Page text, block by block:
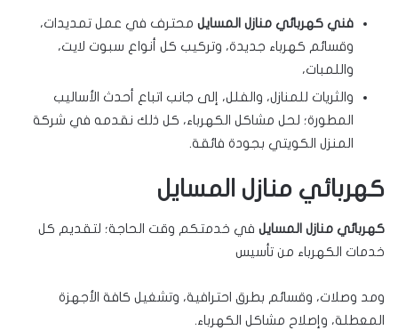
فني كهربائي منازل المسايل محترف في عمل تمديدات،
وقسائم كهرباء جديدة، وتركيب كل أنواع سبوت لايت،
واللمبات،
والثريات للمنازل، والفلل، إلى جانب اتباع أحدث الأساليب
المطورة؛ لحل مشاكل الكهرباء، كل ذلك نقدمه في شركة
المنزل الكويتي بجودة فائقة.
كهربائي منازل المسايل
كهربائي منازل المسايل في خدمتكم وقت الحاجة؛ لتقديم كل
خدمات الكهرباء من تأسيس
ومد وصلات، وقسائم بطرق احترافية، وتشغيل كافة الأجهزة
المعطلة، وإصلاح مشاكل الكهرباء.